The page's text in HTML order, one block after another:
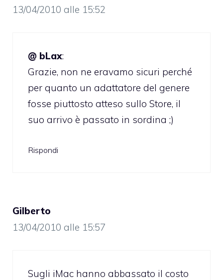
13/04/2010 alle 15:52
@ bLax:
Grazie, non ne eravamo sicuri perché
per quanto un adattatore del genere
fosse piuttosto atteso sullo Store, il
suo arrivo è passato in sordina ;)
Rispondi
Gilberto
13/04/2010 alle 15:57
Sugli iMac hanno abbassato il costo